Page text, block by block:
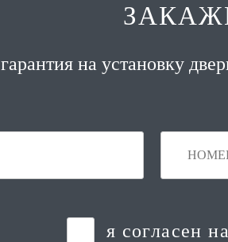
гарантия на установку
я согласен